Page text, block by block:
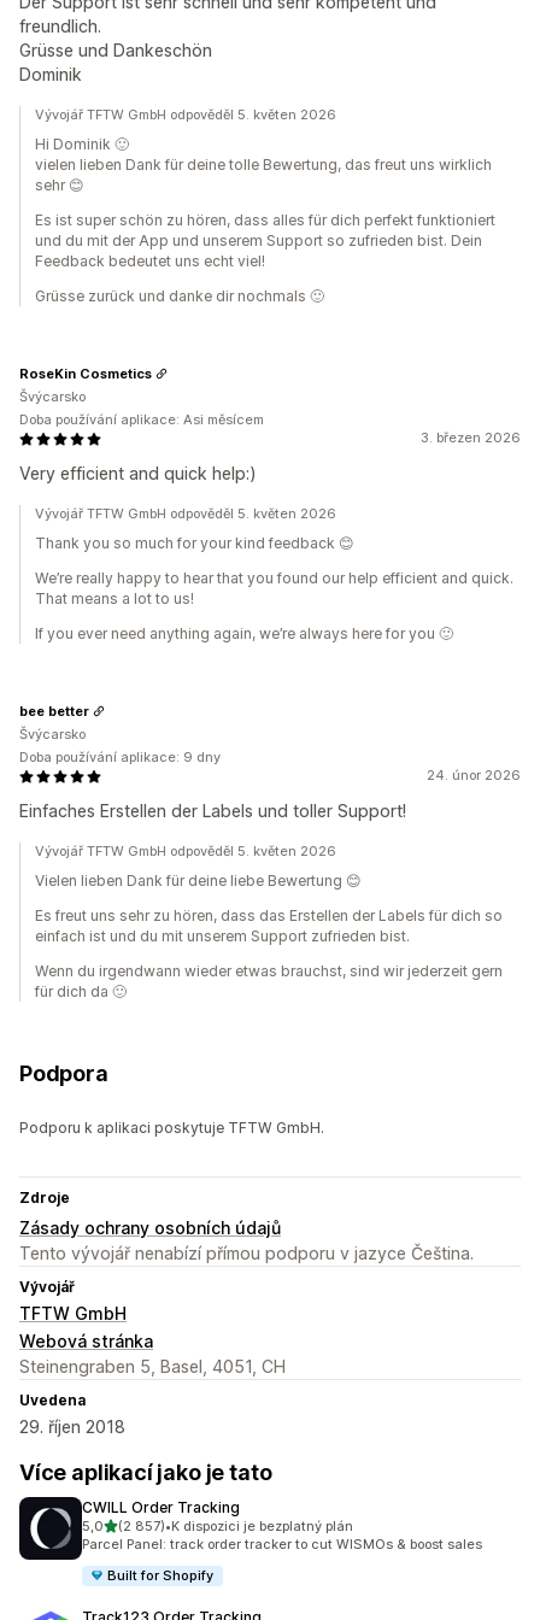
freundlich.
Grüsse und Dankeschön
Dominik
Vývojář TFTW GmbH odpověděl 5. květen 2026
Hi Dominik 🙂
vielen lieben Dank für deine tolle Bewertung, das freut uns wirklich
sehr 😊
Es ist super schön zu hören, dass alles für dich perfekt funktioniert
und du mit der App und unserem Support so zufrieden bist. Dein
Feedback bedeutet uns echt viel!
Grüsse zurück und danke dir nochmals 🙂
3. březen 2026
Very efficient and quick help:)
RoseKin Cosmetics
Švýcarsko
Doba používání aplikace: Asi měsícem
Vývojář TFTW GmbH odpověděl 5. květen 2026
Thank you so much for your kind feedback 😊
We’re really happy to hear that you found our help efficient and quick.
That means a lot to us!
If you ever need anything again, we’re always here for you 🙂
24. únor 2026
Einfaches Erstellen der Labels und toller Support!
bee better
Švýcarsko
Doba používání aplikace: 9 dny
Vývojář TFTW GmbH odpověděl 5. květen 2026
Vielen lieben Dank für deine liebe Bewertung 😊
Es freut uns sehr zu hören, dass das Erstellen der Labels für dich so
einfach ist und du mit unserem Support zufrieden bist.
Wenn du irgendwann wieder etwas brauchst, sind wir jederzeit gern
für dich da 🙂
Podpora
Podporu k aplikaci poskytuje TFTW GmbH.
Zdroje
Zásady ochrany osobních údajů
Tento vývojář nenabízí přímou podporu v jazyce Čeština.
Vývojář
TFTW GmbH
Webová stránka
Steinengraben 5, Basel, 4051, CH
Uvedena
29. říjen 2018
Více aplikací jako je tato
CWILL Order Tracking
5,0z 5 hvězd
(2 857)
Celkový počet recenzí: 2857
•K dispozici je bezplatný plán
Parcel Panel: track order tracker to cut WISMOs & boost sales
Built for Shopify